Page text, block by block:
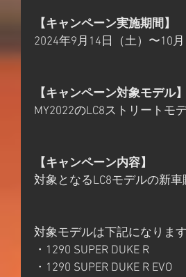
【キャンペーン実施期間】
2024年9月14日（土）〜10
【キャンペーン対象モデル】
MY2022のLC8ストリートモ
【キャンペーン内容】
対象となるLC8モデルの新
対象モデルは下記になります
・1290 SUPER DUKE R
・1290 SUPER DUKE R EVO